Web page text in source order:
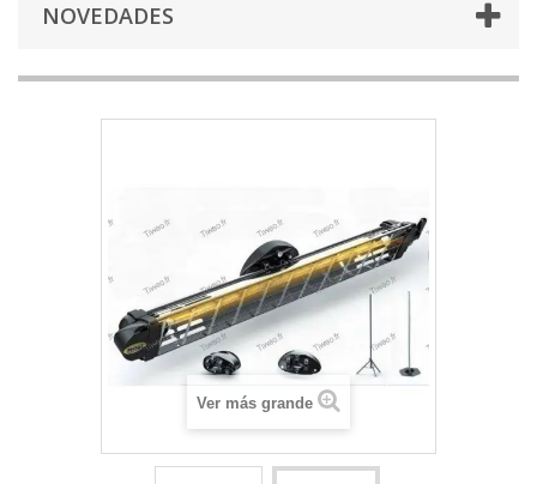
NOVEDADES
Ver más grande